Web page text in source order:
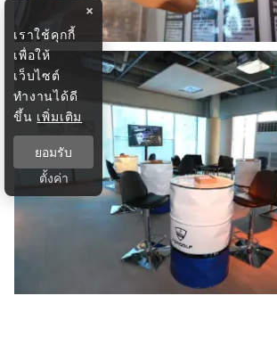
×
เราใช้คุกกี้
เพื่อให้
เว็บไซต์
ทำงานได้ดี
ขึ้น เพิ่มเติม
ยอมรับ
ตั้งค่า